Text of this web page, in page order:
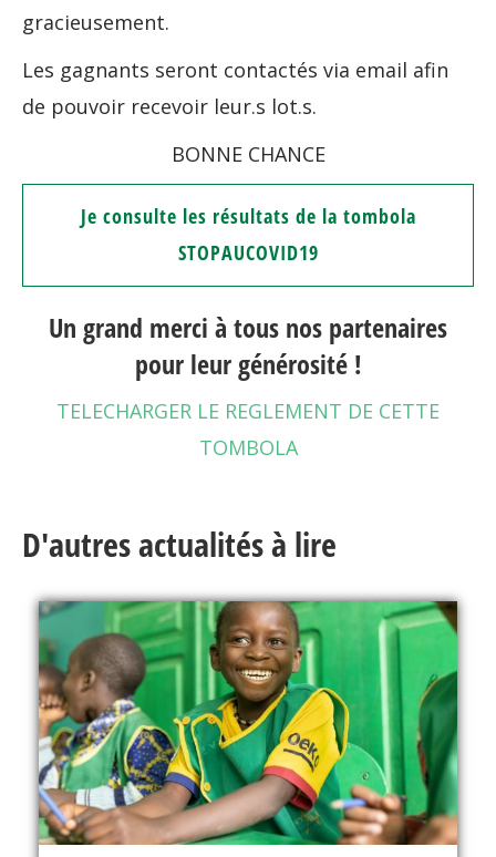
gracieusement.
Les gagnants seront contactés via email afin
de pouvoir recevoir leur.s lot.s.
BONNE CHANCE
Je consulte les résultats de la tombola
STOPAUCOVID19
Un grand merci à tous nos partenaires
pour leur générosité !
TELECHARGER LE REGLEMENT DE CETTE
TOMBOLA
D'autres actualités à lire